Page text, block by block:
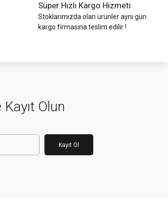
Süper Hızlı Kargo Hizmeti
Stoklarımızda olan ürünler aynı gün
kargo firmasına teslim edilir !
Olun
Kayıt Ol